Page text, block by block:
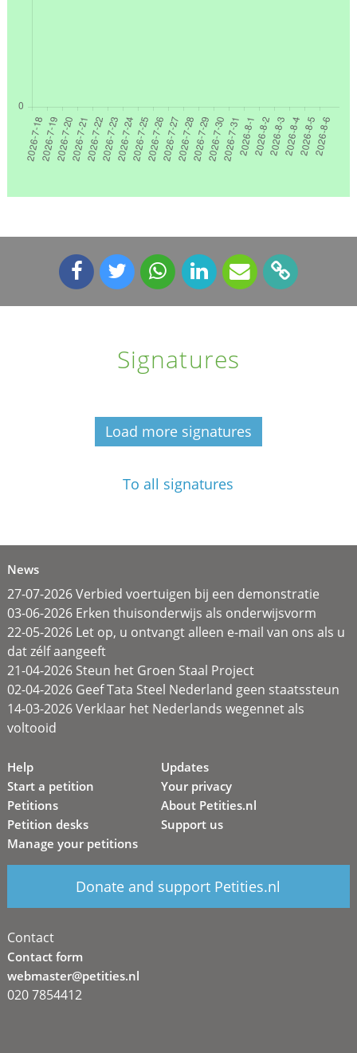
Signatures
Load more signatures
To all signatures
News
27-07-2026 Verbied voertuigen bij een demonstratie
03-06-2026 Erken thuisonderwijs als onderwijsvorm
22-05-2026 Let op, u ontvangt alleen e-mail van ons als u
dat zélf aangeeft
21-04-2026 Steun het Groen Staal Project
02-04-2026 Geef Tata Steel Nederland geen staatssteun
14-03-2026 Verklaar het Nederlands wegennet als
voltooid
Help
Start a petition
Petitions
Petition desks
Manage your petitions
Updates
Your privacy
About Petities.nl
Support us
Donate and support Petities.nl
Contact
Contact form
webmaster@petities.nl
020 7854412